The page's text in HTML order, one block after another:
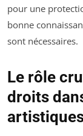
pour une
bonne
sont nécessaires.
Le rôle
droits